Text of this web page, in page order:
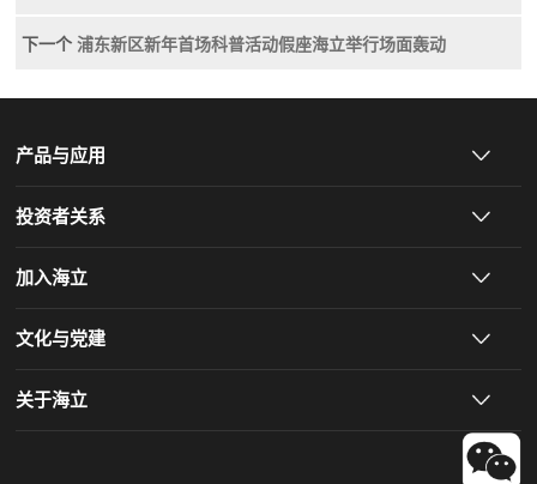
下一个 浦东新区新年首场科普活动假座海立举行场面轰动
产品与应用
投资者关系
加入海立
文化与党建
关于海立